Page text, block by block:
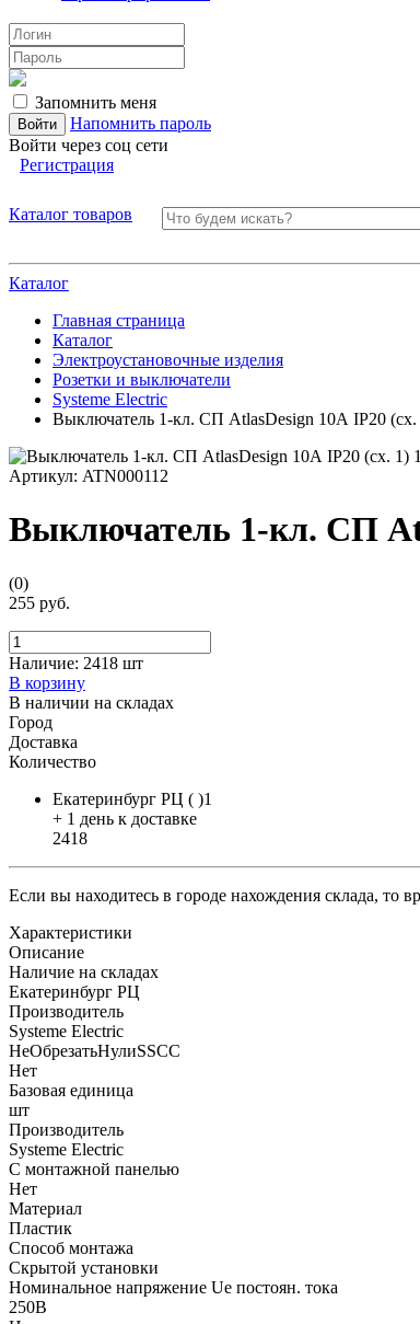
Запомнить меня
Напомнить пароль
Войти через соц сети
Регистрация
Каталог товаров
Каталог
Главная страница
Каталог
Электроустановочные изделия
Розетки и выключатели
Systeme Electric
Выключатель 1-кл. СП AtlasDesign 10А IP20 (сх.
Артикул: ATN000112
Выключатель 1-кл. СП
(0)
255 руб.
Наличие: 2418 шт
В корзину
В наличии на складах
Город
Доставка
Количество
Екатеринбург РЦ ( )1
+ 1 день к доставке
2418
Если вы находитесь в городе нахождения склада, то
Характеристики
Описание
Наличие на складах
Екатеринбург РЦ
Производитель
Systeme Electric
НеОбрезатьНулиSSCC
Нет
Базовая единица
шт
Производитель
Systeme Electric
С монтажной панелью
Нет
Материал
Пластик
Способ монтажа
Скрытой установки
Номинальное напряжение Ue постоян. тока
250В